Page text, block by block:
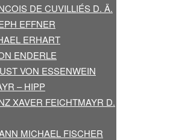
DE CUVILLIÉS D. Ä.
EFFNER
ERHART
ENDERLE
VON ESSENWEIN
– HIPP
XAVER FEICHTMAYR D.
MICHAEL FISCHER